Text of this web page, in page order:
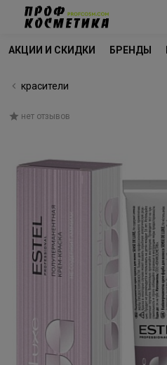
АКЦИИ И СКИДКИ БРЕНДЫ
красители
нет отзывов